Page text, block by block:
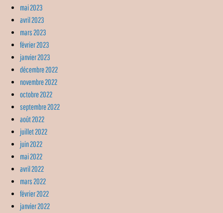
mai 2023
avril 2023
mars 2023
février 2023
janvier 2023
décembre 2022
novembre 2022
octobre 2022
septembre 2022
août 2022
juillet 2022
juin 2022
mai 2022
avril 2022
mars 2022
février 2022
janvier 2022